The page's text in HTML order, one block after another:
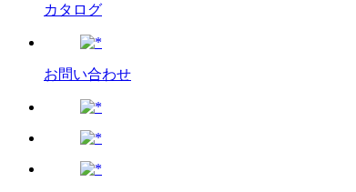
カタログ
お問い合わせ